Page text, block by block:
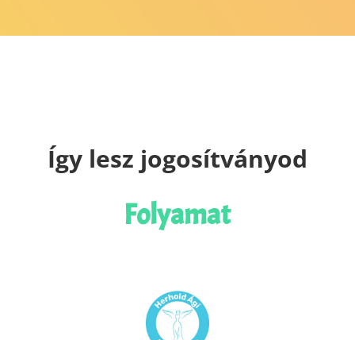
Így lesz jogosítványod
Folyamat